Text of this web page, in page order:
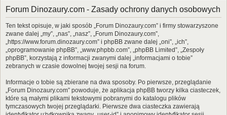
Forum Dinozaury.com - Zasady ochrony danych osobowych
Ten tekst opisuje, w jaki sposób „Forum Dinozaury.com” i firmy stowarzyszone
zwane dalej „my”, „nas”, „nasz”, „Forum Dinozaury.com”,
„https://www.forum.dinozaury.com” i phpBB zwane dalej „oni”, „ich”,
„oprogramowanie phpBB”, „www.phpbb.com”, „phpBB Limited”, „Zespoły
phpBB”, korzystają z informacji zwanymi dalej „informacjami o tobie”
zebranych w czasie dowolnej twojej sesji na forum.
Informacje o tobie są zbierane na dwa sposoby. Po pierwsze, przeglądanie
„Forum Dinozaury.com” powoduje, że aplikacja phpBB tworzy kilka ciasteczek,
które są małymi plikami tekstowymi pobranymi do katalogu plików
tymczasowych twojej przeglądarki. Pierwsze dwa ciasteczka zawierają